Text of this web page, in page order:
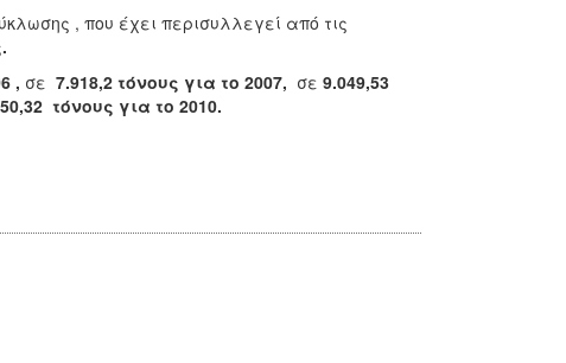
, που έχει περισυλλεγεί από τις
, σε 7.918,2 τόνους για το 2007, σε 9.049,53
τόνους για το 2010.